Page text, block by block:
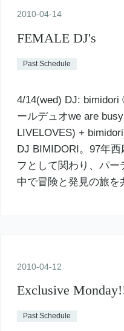
2010-04-14
FEMALE DJ's
Past Schedule
4/14(wed) DJ:
ールデュオwe are
LIVELOVES) +
DJ BIMIDORI。97年
フとして関わり、パ
中で冒険と発見の旅
2010-04-12
Exclusive
Past Schedule